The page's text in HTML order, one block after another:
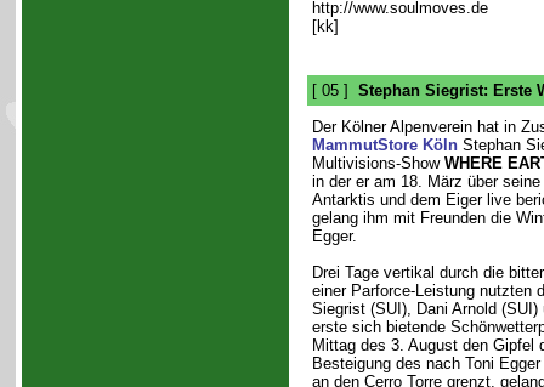
http://www.soulmoves.de
[kk]
[ 05 ] Stephan Siegrist: Erste
Der Kölner Alpenverein hat in
MammutStore KölnStephan
Multivisions-Show WHERE
in der er am 18. März über
Antarktis und dem Eiger live
gelang ihm mit Freunden die
Egger.
Drei Tage vertikal durch die
einer Parforce-Leistung nutzten
Siegrist (SUI), Dani Arnold
erste sich bietende
Mittag des 3. August den Gipfel
Besteigung des nach Toni
an den Cerro Torre grenzt,